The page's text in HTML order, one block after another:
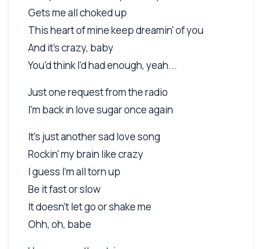
Gets me all choked up
This heart of mine keep dreamin' of you
And it's crazy, baby
You'd think I'd had enough, yeah...
Just one request from the radio
I'm back in love sugar once again
It's just another sad love song
Rockin' my brain like crazy
I guess I'm all torn up
Be it fast or slow
It doesn't let go or shake me
Ohh, oh, babe